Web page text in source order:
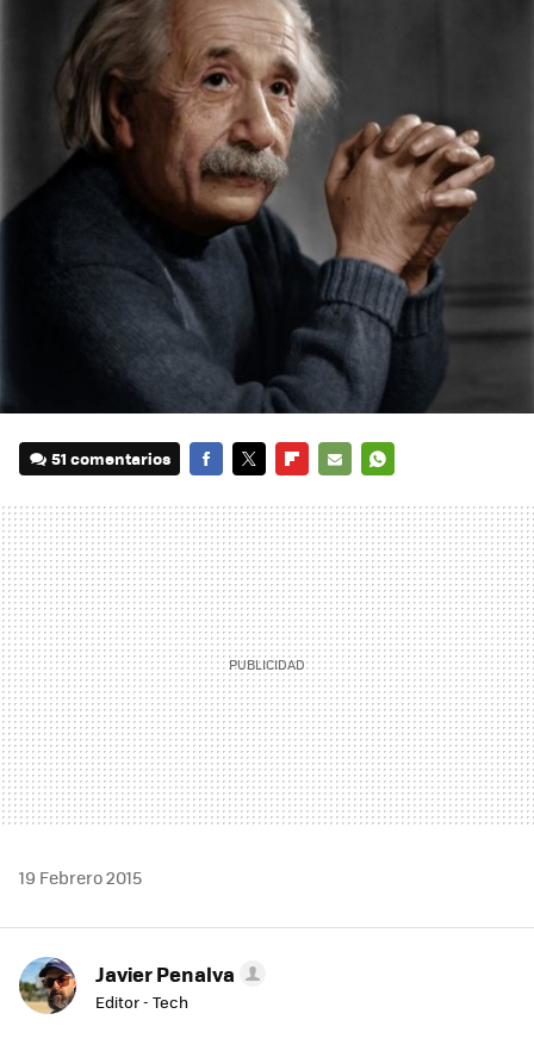
51 comentarios
MAIL
19 Febrero 2015
Javier Penalva
Editor - Tech